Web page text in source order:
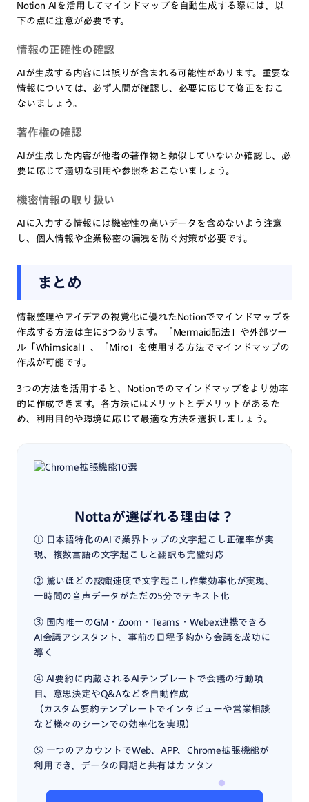
Notion AIを活用してマインドマップを自動生成する際には、以
下の点に注意が必要です。
情報の正確性の確認
AIが生成する内容には誤りが含まれる可能性があります。重要な
情報については、必ず人間が確認し、必要に応じて修正をおこ
ないましょう。
著作権の確認
AIが生成した内容が他者の著作物と類似していないか確認し、必
要に応じて適切な引用や参照をおこないましょう。
機密情報の取り扱い
AIに入力する情報には機密性の高いデータを含めないよう注意
し、個人情報や企業秘密の漏洩を防ぐ対策が必要です。
まとめ
情報整理やアイデアの視覚化に優れたNotionでマインドマップを
作成する方法は主に3つあります。「Mermaid記法」や外部ツー
ル「Whimsical」、「Miro」を使用する方法でマインドマップの
作成が可能です。
3つの方法を活用すると、Notionでのマインドマップをより効率
的に作成できます。各方法にはメリットとデメリットがあるた
め、利用目的や環境に応じて最適な方法を選択しましょう。
Nottaが選ばれる理由は？
① 日本語特化のAIで業界トップの文字起こし正確率が実
現、複数言語の文字起こしと翻訳も完璧対応
② 驚いほどの認識速度で文字起こし作業効率化が実現、
一時間の音声データがただの5分でテキスト化
③ 国内唯一のGM・Zoom・Teams・Webex連携できる
AI会議アシスタント、事前の日程予約から会議を成功に
導く
④ AI要約に内蔵されるAIテンプレートで会議の行動項
目、意思決定やQ&Aなどを自動作成
（カスタム要約テンプレートでインタビューや営業相談
など様々のシーンでの効率化を実現）
⑤ 一つのアカウントでWeb、APP、Chrome拡張機能が
利用でき、データの同期と共有はカンタン